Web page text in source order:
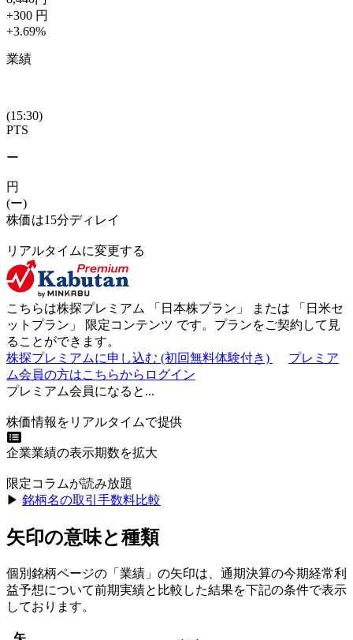
+300 円
+3.69%
業績
(15:30)
PTS
ー
円
(ー)
株価は15分ディレイ
リアルタイムに変更する
こちらは株探プレミアム 「 日本株プラン 」 または 「 日米セ
ットプラン 」 限定コンテンツ です。プランをご契約して見
ることができます。
株探プレミアムに申し込む (初回無料体験付き)
プレミア
ム会員の方はこちらからログイン
プレミアム会員になると...
株価情報をリアルタイムで提供
企業業績の表示期数を拡大
限定コラムが読み放題
▶︎ 銘柄名の取引手数料比較
矢印の意味と種類
個別銘柄ページの「業績」の矢印は、通期決算の今期経常利
益予想について前期実績と比較した結果を下記の条件で表示
しております。